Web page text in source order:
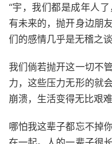
“宇，我们都是成年人
有未来的，抛开身边朋
们的感情几乎是无稽之谈
我们倘若抛开这一切不
力，这些压力无形的就
崩溃，生活变得无比艰难
哪怕我这辈子都忘不掉